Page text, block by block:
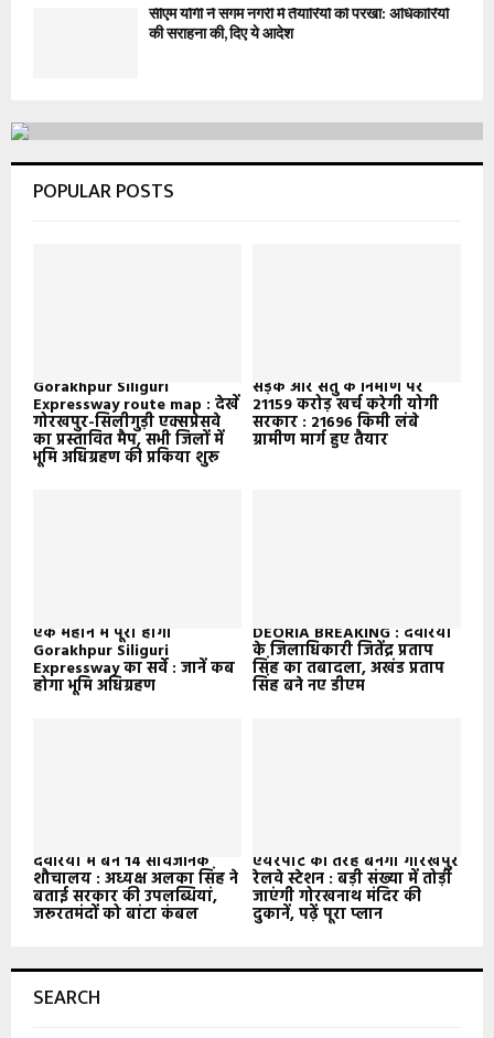
सीएम योगी ने संगम नगरी में तैयारियों को परखा: अधिकारियों
की सराहना की, दिए ये आदेश
POPULAR POSTS
Gorakhpur Siliguri
Expressway route map : देखें
गोरखपुर-सिलीगुड़ी एक्सप्रेसवे
का प्रस्तावित मैप, सभी जिलों में
भूमि अधिग्रहण की प्रकिया शुरू
सड़क और सेतु के निर्माण पर
21159 करोड़ खर्च करेगी योगी
सरकार : 21696 किमी लंबे
ग्रामीण मार्ग हुए तैयार
एक महीने में पूरा होगा
Gorakhpur Siliguri
Expressway का सर्वे : जानें कब
होगा भूमि अधिग्रहण
DEORIA BREAKING : देवरिया
के जिलाधिकारी जितेंद्र प्रताप
सिंह का तबादला, अखंड प्रताप
सिंह बने नए डीएम
देवरिया में बने 14 सार्वजनिक
शौचालय : अध्यक्ष अलका सिंह ने
बताई सरकार की उपलब्धियां,
जरूरतमंदों को बांटा कंबल
एयरपोर्ट की तरह बनेगा गोरखपुर
रेलवे स्टेशन : बड़ी संख्या में तोड़ी
जाएंगी गोरखनाथ मंदिर की
दुकानें, पढ़ें पूरा प्लान
SEARCH